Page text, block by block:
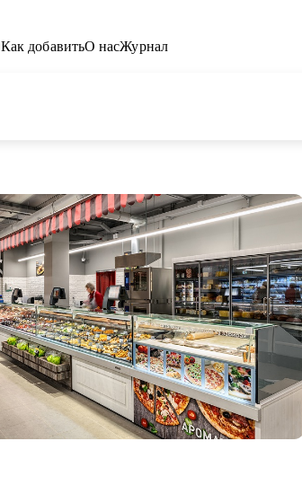
Как добавитьО насЖурнал